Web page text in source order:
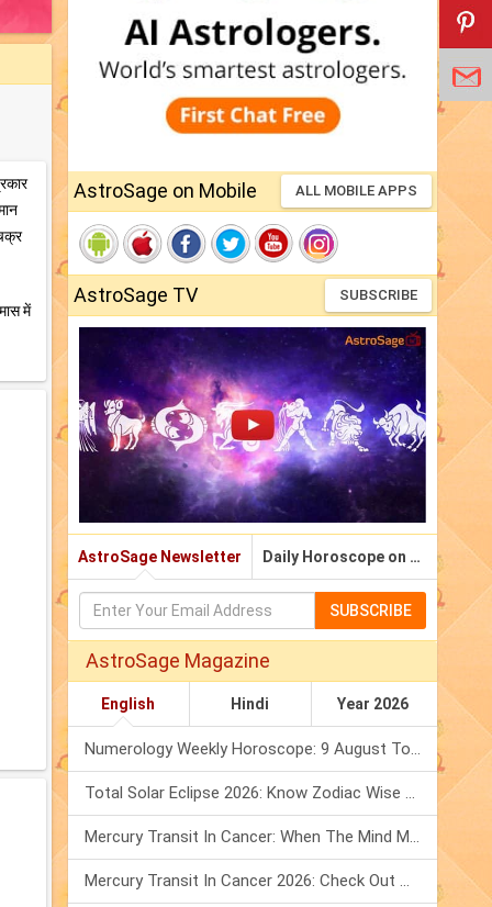
में
AstroSage on Mobile ALL MOBILE APPS
AstroSage TV SUBSCRIBE
AstroSage Newsletter Daily Horoscope on Email
SUBSCRIBE
AstroSage Magazine
English Hindi Year 2026
Numerology Weekly Horoscope: 9 August To 15 August, 2026
Total Solar Eclipse 2026: Know Zodiac Wise Prediction
Mercury Transit In Cancer: When The Mind Meets The Heart!
Mercury Transit In Cancer 2026: Check Out What It Brings For You